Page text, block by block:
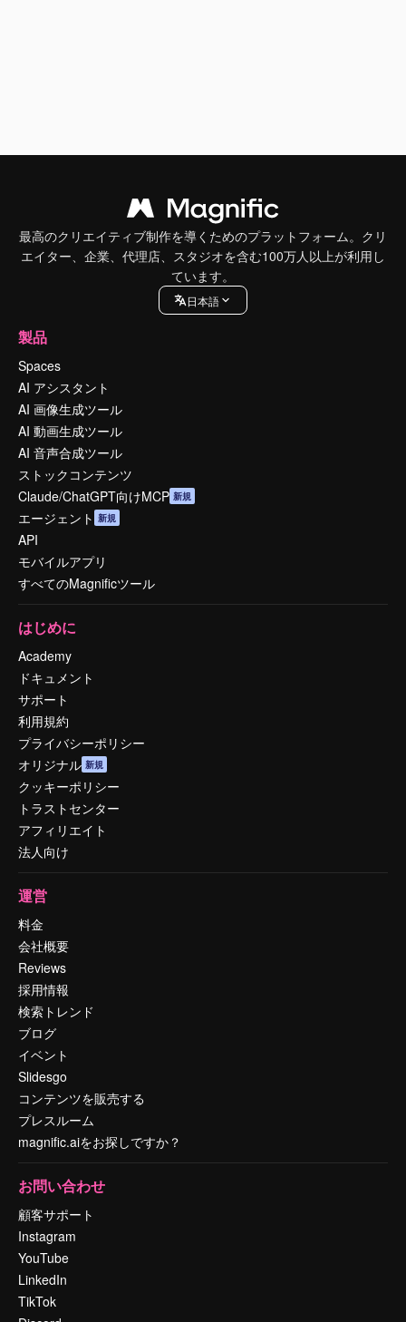
最高のクリエイティブ制作を導くためのプラットフォーム。クリ
エイター、企業、代理店、スタジオを含む100万人以上が利用し
ています。
日本語
製品
Spaces
AI アシスタント
AI 画像生成ツール
AI 動画生成ツール
AI 音声合成ツール
ストックコンテンツ
Claude/ChatGPT向けMCP 新規
エージェント 新規
API
モバイルアプリ
すべてのMagnificツール
はじめに
Academy
ドキュメント
サポート
利用規約
プライバシーポリシー
オリジナル 新規
クッキーポリシー
トラストセンター
アフィリエイト
法人向け
運営
料金
会社概要
Reviews
採用情報
検索トレンド
ブログ
イベント
Slidesgo
コンテンツを販売する
プレスルーム
magnific.aiをお探しですか？
お問い合わせ
顧客サポート
Instagram
YouTube
LinkedIn
TikTok